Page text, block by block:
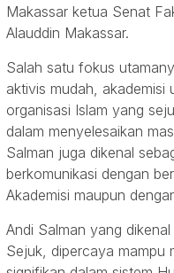
Makassar ketua Senat
Alauddin Makassar.
Salah satu fokus
aktivis mudah, akademisi
organisasi Islam yang
dalam menyelesaikan
Salman juga dikenal
berkomunikasi dengan
Akademisi maupun
Andi Salman yang
Sejuk, dipercaya mampu